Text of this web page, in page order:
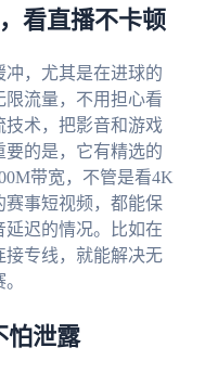
看直播不卡顿
，尤其是在进球的
限流量，不用担心看
术，把影音和游戏
的是，它有精选的
带宽，不管是看4K
赛事短视频，都能保
迟的情况。比如在
接专线，就能解决无
怕泄露